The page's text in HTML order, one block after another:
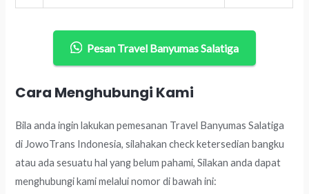
Pesan Travel Banyumas Salatiga
Cara Menghubungi Kami
Bila anda ingin lakukan pemesanan Travel Banyumas Salatiga
di JowoTrans Indonesia, silahakan check ketersedian bangku
atau ada sesuatu hal yang belum pahami, Silakan anda dapat
menghubungi kami melalui nomor di bawah ini: